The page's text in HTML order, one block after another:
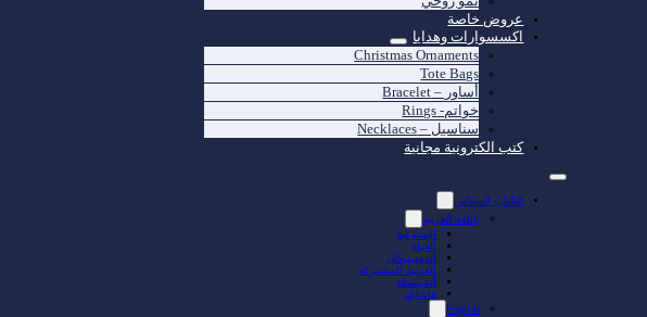
عروض خاصة
اكسسوارات وهدايا
Christmas Ornaments
Tote Bags
أساور – Bracelet
خواتم- Rings
سناسيل – Necklaces
كتب الكترونية مجانية
الكتاب المقدّس
باللغة العربية
اليسوعية
الحياة
الدومينيكان
العربية المشتركة
المبسطة
فاندايك
English